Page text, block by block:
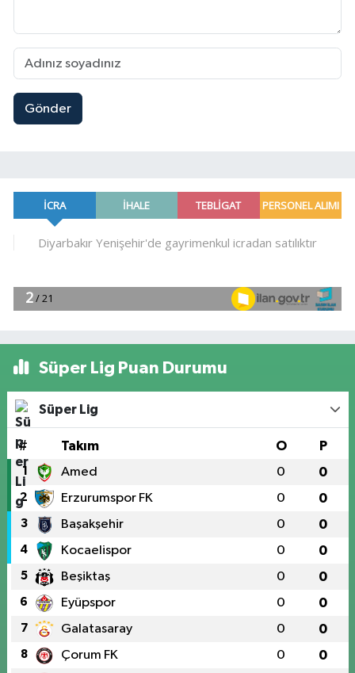
Gönder
Süper Lig Puan Durumu
Süper Lig
# Takım O P
1 Amed 0 0
2 Erzurumspor FK 0 0
3 Başakşehir 0 0
4 Kocaelispor 0 0
5 Beşiktaş 0 0
6 Eyüpspor 0 0
7 Galatasaray 0 0
8 Çorum FK 0 0